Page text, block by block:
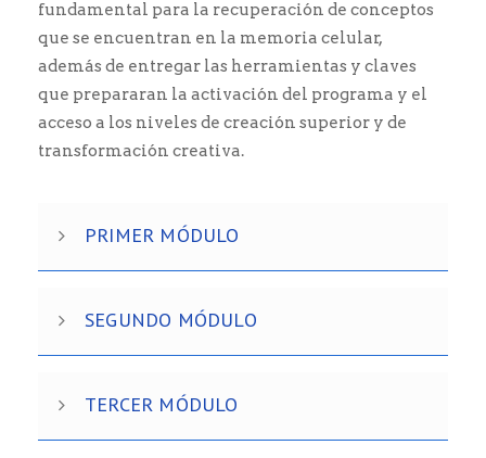
fundamental para la recuperación de conceptos
que se encuentran en la memoria celular,
además de entregar las herramientas y claves
que prepararan la activación del programa y el
acceso a los niveles de creación superior y de
transformación creativa.
PRIMER MÓDULO
SEGUNDO MÓDULO
TERCER MÓDULO